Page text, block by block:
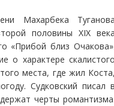
Махарбека
половины ХIХ
«Прибой близ
о характере
места, где жил
Судковский писал
черты